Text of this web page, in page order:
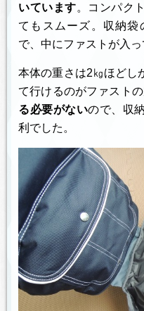
いています。コンパク
てもスムーズ。収納袋
で、中にファストが入
本体の重さは2㎏ほどし
て行けるのがファスト
る必要がないので、収
利でした。